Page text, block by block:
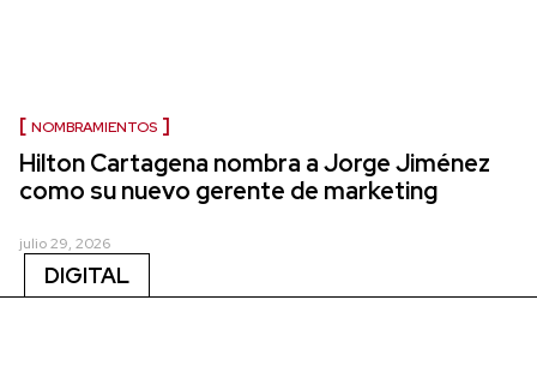
NOMBRAMIENTOS
Hilton Cartagena nombra a Jorge Jiménez
como su nuevo gerente de marketing
julio 29, 2026
DIGITAL